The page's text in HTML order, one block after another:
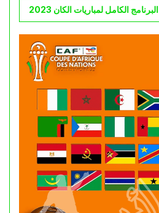
البرنامج الكامل لمباريات الكان 2023